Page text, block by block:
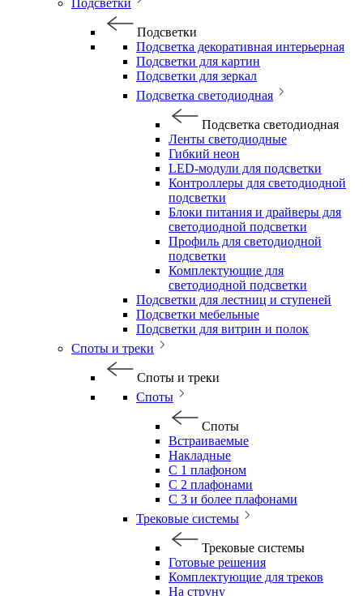
Подсветки
Подсветки
Подсветка декоративная интерьерная
Подсветки для картин
Подсветки для зеркал
Подсветка светодиодная
Подсветка светодиодная
Ленты светодиодные
Гибкий неон
LED-модули для подсветки
Контроллеры для светодиодной
подсветки
Блоки питания и драйверы для
светодиодной подсветки
Профиль для светодиодной
подсветки
Комплектующие для
светодиодной подсветки
Подсветки для лестниц и ступеней
Подсветки мебельные
Подсветки для витрин и полок
Споты и треки
Споты и треки
Споты
Споты
Встраиваемые
Накладные
С 1 плафоном
С 2 плафонами
С 3 и более плафонами
Трековые системы
Трековые системы
Готовые решения
Комплектующие для треков
На струну